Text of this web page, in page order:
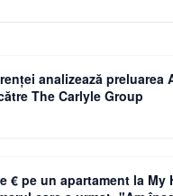
analizează preluarea
The Carlyle Group
€ pe un apartament la My